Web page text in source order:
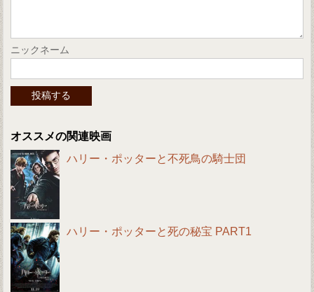
ニックネーム
オススメの関連映画
ハリー・ポッターと不死鳥の騎士団
ハリー・ポッターと死の秘宝 PART1